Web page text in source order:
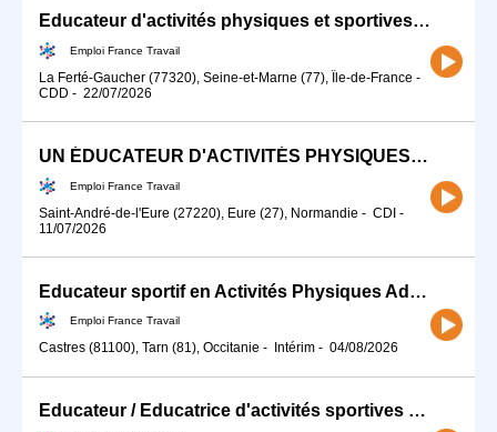
Educateur d'activités physiques et sportives (APS) H/F
Emploi France Travail
La Ferté-Gaucher (77320), Seine-et-Marne (77), Île-de-France -
CDD - 22/07/2026
UN ÉDUCATEUR D'ACTIVITÉS PHYSIQUES ADAPTÉES - CDI (27) (H/F)
Emploi France Travail
Saint-André-de-l'Eure (27220), Eure (27), Normandie - CDI -
11/07/2026
Educateur sportif en Activités Physiques Adaptées (APA) H/F (H/F)
Emploi France Travail
Castres (81100), Tarn (81), Occitanie - Intérim - 04/08/2026
Educateur / Educatrice d'activités sportives (H/F)